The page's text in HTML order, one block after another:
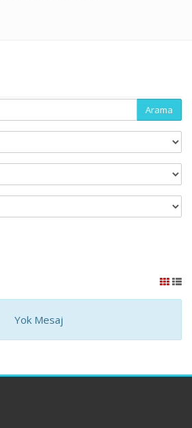
Arama
Yok Mesaj